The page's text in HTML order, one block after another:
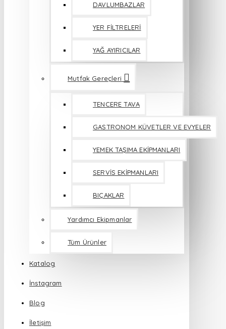
DAVLUMBAZLAR
YER FİLTRELERİ
YAĞ AYIRICILAR
Mutfak Gereçleri
TENCERE TAVA
GASTRONOM KÜVETLER VE EVYELER
YEMEK TAŞIMA EKİPMANLARI
SERVİS EKİPMANLARI
BIÇAKLAR
Yardımcı Ekipmanlar
Tüm Ürünler
Katalog
İnstagram
Blog
İletişim